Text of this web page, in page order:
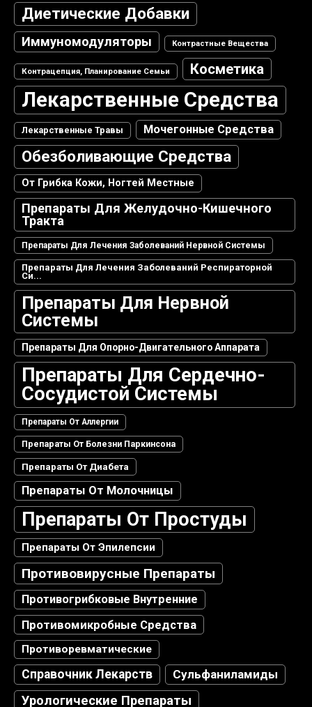
Диетические Добавки
Иммуномодуляторы Контрастные Вещества
Контрацепция, Планирование Семьи Косметика
Лекарственные Средства
Лекарственные Травы Мочегонные Средства
Обезболивающие Средства
От Грибка Кожи, Ногтей Местные
Препараты Для Желудочно-Кишечного
Тракта
Препараты Для Лечения Заболеваний Нервной Системы
Препараты Для Лечения Заболеваний Респираторной
Си...
Препараты Для Нервной
Системы
Препараты Для Опорно-Двигательного Аппарата
Препараты Для Сердечно-
Сосудистой Системы
Препараты От Аллергии
Препараты От Болезни Паркинсона
Препараты От Диабета
Препараты От Молочницы
Препараты От Простуды
Препараты От Эпилепсии
Противовирусные Препараты
Противогрибковые Внутренние
Противомикробные Средства
Противоревматические
Справочник Лекарств Сульфаниламиды
Урологические Препараты